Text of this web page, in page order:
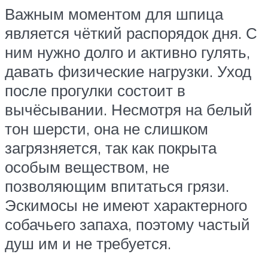
Важным моментом для шпица
является чёткий распорядок дня. С
ним нужно долго и активно гулять,
давать физические нагрузки. Уход
после прогулки состоит в
вычёсывании. Несмотря на белый
тон шерсти, она не слишком
загрязняется, так как покрыта
особым веществом, не
позволяющим впитаться грязи.
Эскимосы не имеют характерного
собачьего запаха, поэтому частый
душ им и не требуется.